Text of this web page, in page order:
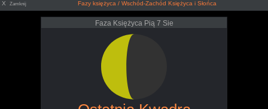
X Zamknij Fazy księżyca / Wschód-Zachód Księżyca i Słońca
Faza Księżyca Pią 7 Sie